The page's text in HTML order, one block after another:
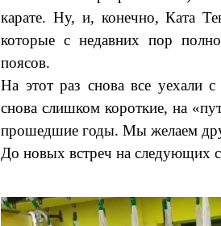
карате. Ну, и, конечно, Ката
которые с недавних пор
поясов.
На этот раз снова все уехали
снова слишком короткие, на
прошедшие годы. Мы желаем
До новых встреч на следующих